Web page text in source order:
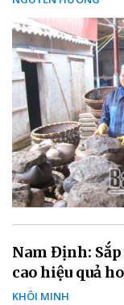
Nam Định:
cao hiệu quả
KHÔI MINH